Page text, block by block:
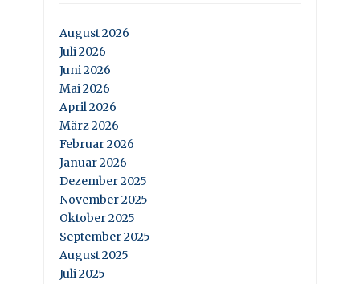
August 2026
Juli 2026
Juni 2026
Mai 2026
April 2026
März 2026
Februar 2026
Januar 2026
Dezember 2025
November 2025
Oktober 2025
September 2025
August 2025
Juli 2025